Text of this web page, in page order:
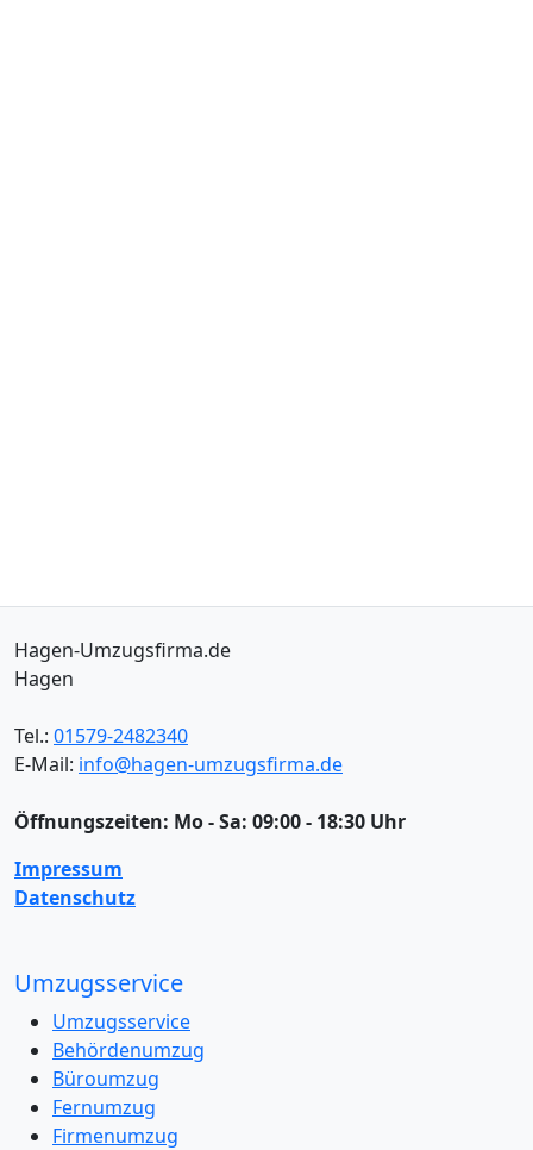
Hagen-Umzugsfirma.de
Hagen
Tel.: 01579-2482340
E-Mail: info@hagen-umzugsfirma.de
Öffnungszeiten: Mo - Sa: 09:00 - 18:30 Uhr
Impressum
Datenschutz
Umzugsservice
Umzugsservice
Behördenumzug
Büroumzug
Fernumzug
Firmenumzug